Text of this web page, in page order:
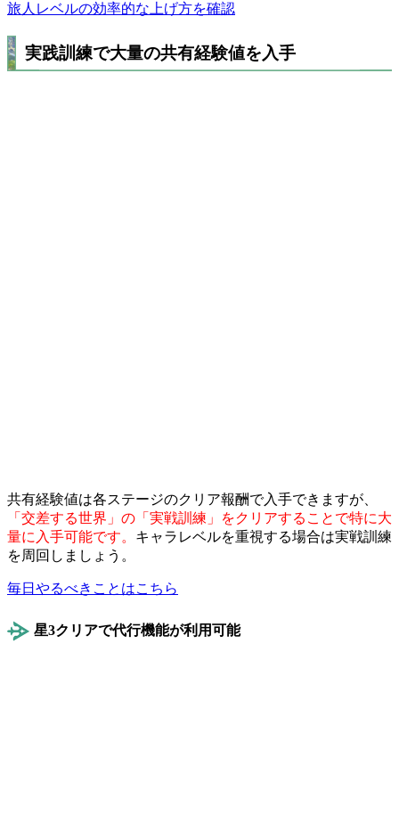
旅人レベルの効率的な上げ方を確認
実践訓練で大量の共有経験値を入手
共有経験値は各ステージのクリア報酬で入手できますが、
「交差する世界」の「実戦訓練」をクリアすることで特に大
量に入手可能です。 キャラレベルを重視する場合は実戦訓練
を周回しましょう。
毎日やるべきことはこちら
星3クリアで代行機能が利用可能